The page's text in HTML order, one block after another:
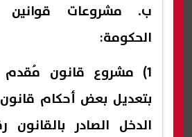
ب‌. مشروعات
الحكومة:
1) مشروع قانون
بتعديل بعض أحكام